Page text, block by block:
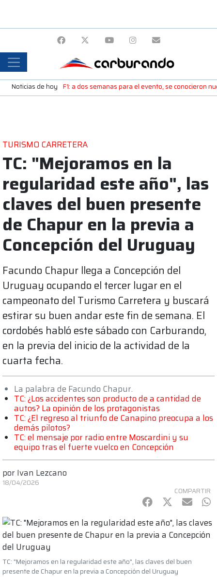
Noticias de hoy F1: a dos semanas para el evento, se conocieron
TURISMO CARRETERA
TC: "Mejoramos en la
regularidad este año", las
claves del buen presente
de Chapur en la previa a
Concepción del Uruguay
Facundo Chapur llega a Concepción del
Uruguay ocupando el tercer lugar en el
campeonato del Turismo Carretera y buscará
estirar su buen andar este fin de semana. El
cordobés habló este sábado con Carburando,
en la previa del inicio de la actividad de la
cuarta fecha.
La palabra de Facundo Chapur.
TC: ¿Los accidentes son producto de a cantidad de
autos? La opinión de los protagonistas
TC: ¿El regreso al triunfo de Canapino preocupa a los
demás pilotos?
TC: el mensaje por radio entre Moscardini y su
equipo tras el fuerte vuelco en Concepción
por Ivan Lezcano
18/04/2026
COMPARTIR
Facebook
Twitter
mail
TC: "Mejoramos en la regularidad este año", las claves del buen
presente de Chapur en la previa a Concepción del Uruguay